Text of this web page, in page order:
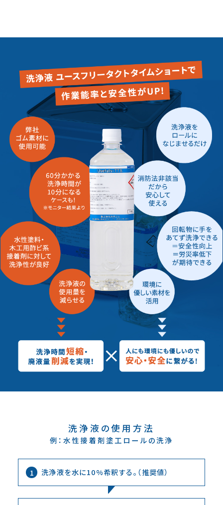
洗浄液の使用方法
例：水性接着剤塗工ロールの洗浄
1 洗浄液を水に10%希釈する。（推奨値）